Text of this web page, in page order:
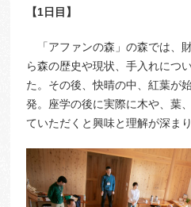
【1日目】
「アファンの森」の森では、
ら森の歴史や現状、手入れにつ
た。その後、快晴の中、紅葉が
発。座学の後に実際に木や、葉
ていただくと興味と理解が深まり